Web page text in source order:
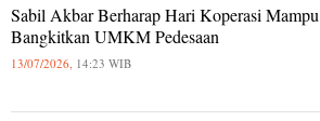
Sabil Akbar Berharap Hari Koperasi Mampu
Bangkitkan UMKM Pedesaan
13/07/2026, 14:23 WIB